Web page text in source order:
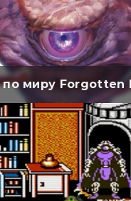
миру Forgotten